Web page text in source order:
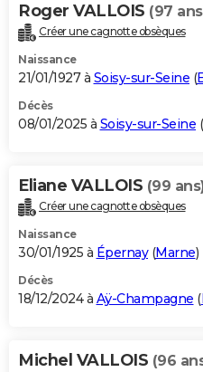
Roger VALLOIS (97
Créer une cagnotte obsèques
Naissance
21/01/1927 à Soisy-sur-Seine (
Décès
08/01/2025 à Soisy-sur-Seine (
Eliane VALLOIS (99
Créer une cagnotte obsèques
Naissance
30/01/1925 à Épernay(Marne)
Décès
18/12/2024 à Aÿ-Champagne (
Michel VALLOIS (96